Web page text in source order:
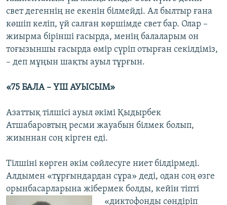
свет дегеннің не екенін білмейді. Ал былтыр ғана
көшіп келіп, үй салған көршімде свет бар. Олар –
жиырма бірінші ғасырда, менің балаларым он
тоғызыншы ғасырда өмір сүріп отырған секілдіміз,
– деп мұңын шақты ауыл тұрғын.
«75 БАЛА – ҮШ АУЫСЫМ»
Азаттық тілшісі ауыл әкімі Қыдырбек
Атшабаровтың ресми жауабын білмек болып,
жиыннан соң кірген еді.
Тілшіні көрген әкім сөйлесуге ниет білдірмеді.
Алдымен «тұрғындардан сұра» деді, одан соң өзге
орынбасарларына жібермек болды, кейін тіпті
«диктофонды сөндіріп